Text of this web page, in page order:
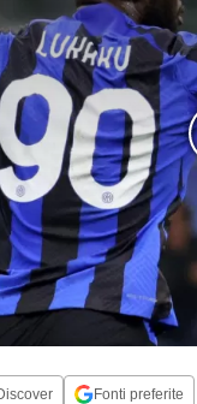
Fonti preferite